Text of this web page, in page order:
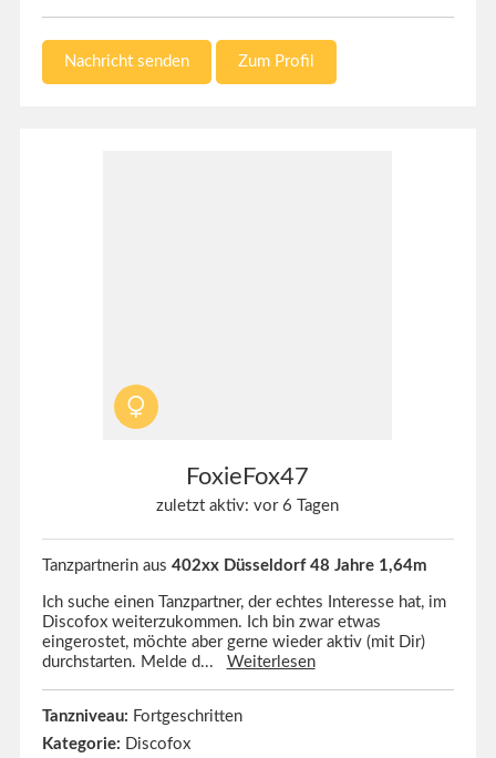
Nachricht senden Zum Profil
FoxieFox47
zuletzt aktiv: vor 6 Tagen
Tanzpartnerin aus 402xx Düsseldorf 48 Jahre 1,64m
Ich suche einen Tanzpartner, der echtes Interesse hat, im
Discofox weiterzukommen. Ich bin zwar etwas
eingerostet, möchte aber gerne wieder aktiv (mit Dir)
durchstarten. Melde d... Weiterlesen
Tanzniveau: Fortgeschritten
Kategorie:
Discofox